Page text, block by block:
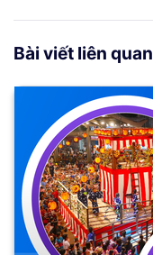
Bài viết liên quan